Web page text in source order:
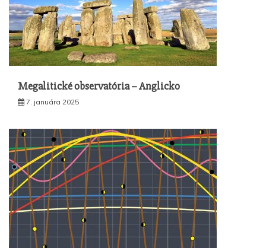
Megalitické observatória – Anglicko
7. januára 2025